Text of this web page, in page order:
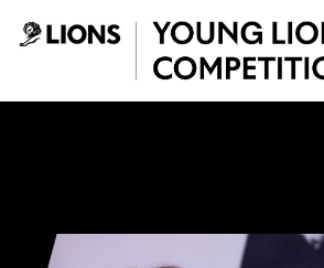
Saltar al contenido principal